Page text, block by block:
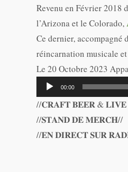
Revenu en Février 2018
l’Arizona et le Colorado,
Ce dernier,
réincarnation musicale
Le 20 Octobre 2023
Lecteur
audio
00:00
//𝐂𝐑𝐀𝐅𝐓 𝐁𝐄𝐄𝐑 &
//𝐒𝐓𝐀𝐍𝐃 𝐃𝐄 𝐌𝐄𝐑𝐂𝐇//
//𝐄𝐍 𝐃𝐈𝐑𝐄𝐂𝐓 𝐒𝐔𝐑